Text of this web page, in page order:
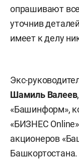
опрашивают
уточнив
имеет к делу
Экс-
Шамиль Валеев
«Башинформ»,
«БИЗНЕС
акционеров